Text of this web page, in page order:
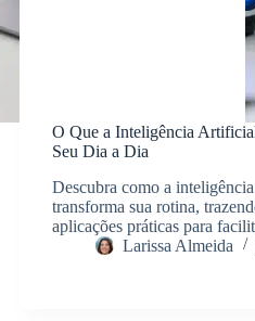
O Que a Inteligência
Seu Dia a Dia
Descubra como a
transforma sua rotina,
aplicações práticas para
Larissa Almeida